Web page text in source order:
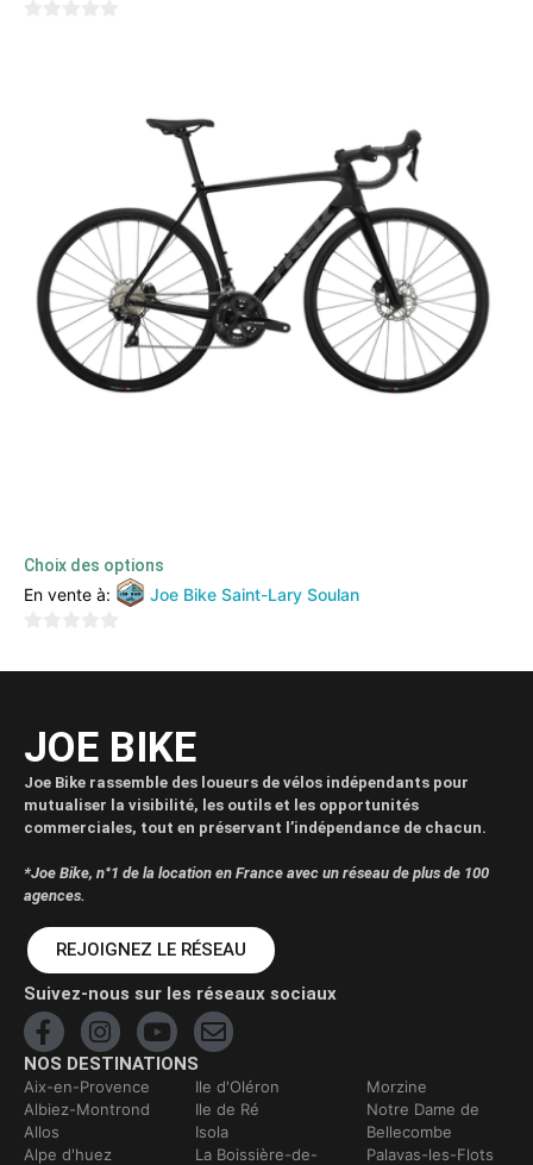
Choix des options
En vente à: Joe Bike Saint-Lary Soulan
sur
JOE BIKE
Joe Bike rassemble des loueurs de vélos indépendants pour
mutualiser la visibilité, les outils et les opportunités
commerciales, tout en préservant l’indépendance de chacun.
*Joe Bike, n°1 de la location en France avec un réseau de plus de 100
agences.
REJOIGNEZ LE RÉSEAU
Suivez-nous sur les réseaux sociaux
NOS DESTINATIONS
Aix-en-Provence
Albiez-Montrond
Allos
Alpe d'huez
Ile d'Oléron
Ile de Ré
Isola
La Boissière-de-
Morzine
Notre Dame de
Bellecombe
Palavas-les-Flots